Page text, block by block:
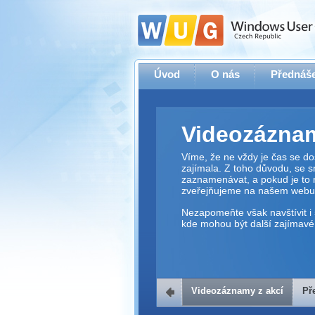
Úvod O nás
Víme, že ne vždy je čas se
zajímala. Z toho důvodu, se
zaznamenávat, a pokud je to
zveřejňujeme na našem webu.
Nezapomeňte však navštívit i
kde mohou být další zajímavé
Přehrávač
Videozáznamy z akcí